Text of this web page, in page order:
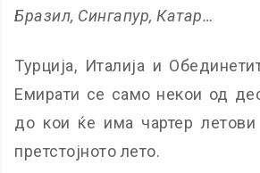
Бразил, Сингапур, Катар…
Турција, Италија и
Емирати се само некои од
до кои ќе има чартер летови
претстојното лето.